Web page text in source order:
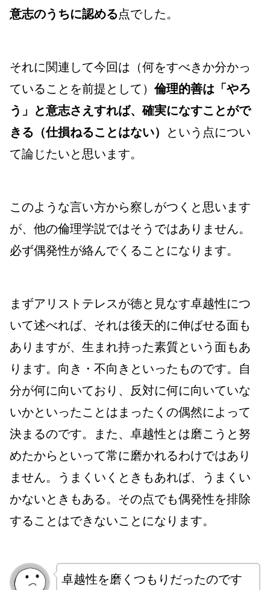
意志のうちに認める点でした。
それに関連して今回は（何をすべきか分かっ
ていることを前提として）倫理的善は「やろ
う」と意志さえすれば、確実になすことがで
きる（仕損ねることはない）
という点につい
て論じたいと思います。
このような言い方から察しがつくと思います
が、他の倫理学説ではそうではありません。
必ず偶発性が絡んでくることになります。
まずアリストテレスが徳と見なす卓越性につ
いて述べれば、それは後天的に伸ばせる面も
ありますが、生まれ持った素質という面もあ
ります。向き・不向きといったものです。自
分が何に向いており、反対に何に向いていな
いかといったことはまったくの偶然によって
決まるのです。また、卓越性とは磨こうと努
めたからといって常に磨かれるわけではあり
ません。うまくいくときもあれば、うまくい
かないときもある。その点でも偶発性を排除
することはできないことになります。
卓越性を磨くつもりだったのです